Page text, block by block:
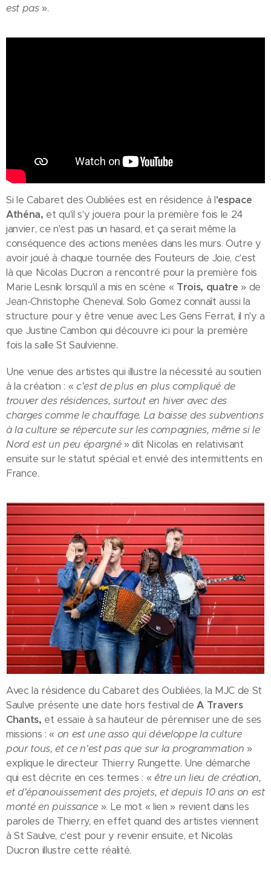
est pas».
Si le Cabaret des Oubliées est en résidence à l'espace
Athéna, et qu'il s'y jouera pour la première fois le 24
janvier, ce n'est pas un hasard, et ça serait même la
conséquence des actions menées dans les murs. Outre y
avoir joué à chaque tournée des Fouteurs de Joie, c'est
là que Nicolas Ducron a rencontré pour la première fois
Marie Lesnik lorsqu'il a mis en scène « Trois, quatre» de
Jean-Christophe Cheneval. Solo Gomez connaît aussi la
structure pour y être venue avec Les Gens Ferrat, il n'y a
que Justine Cambon qui découvre ici pour la première
fois la salle St Saulvienne.
Une venue des artistes qui illustre la nécessité au soutien
à la création : « c'est de plus en plus compliqué de
trouver des résidences, surtout en hiver avec des
charges comme le chauffage. La baisse des subventions
à la culture se répercute sur les compagnies, même si le
Nord est un peu épargné» dit Nicolas en relativisant
ensuite sur le statut spécial et envié des intermittents en
France.
Avec la résidence du Cabaret des Oubliées, la MJC de St
Saulve présente une date hors festival deA Travers
Chants, et essaie à sa hauteur de pérenniser une de ses
missions : « on est une asso qui développe la culture
pour tous, et ce n'est pas que sur la programmation »
explique le directeur Thierry Rungette. Une démarche
qui est décrite en ces termes : « être un lieu de création,
et d'épanouissement des projets, et depuis 10 ans on est
monté en puissance ». Le mot « lien » revient dans les
paroles de Thierry, en effet quand des artistes viennent
à St Saulve, c'est pour y revenir ensuite, et Nicolas
Ducron illustre cette réalité.